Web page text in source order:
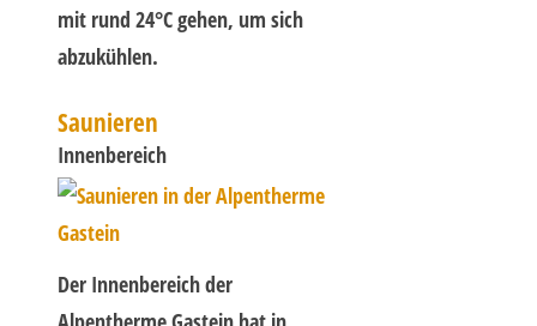
mit rund 24°C gehen, um sich
abzukühlen.
Saunieren
Innenbereich
Der Innenbereich der